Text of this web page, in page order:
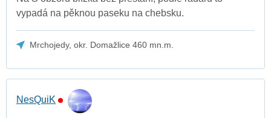
vypadá na pěknou paseku na chebsku.
Mrchojedy, okr. Domažlice 460 mn.m.
NesQuiK